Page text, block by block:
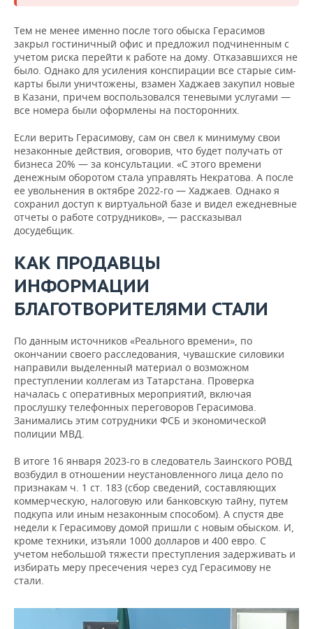
Тем не менее именно после того обыска Герасимов
закрыл гостиничный офис и предложил подчиненным с
учетом риска перейти к работе на дому. Отказавшихся не
было. Однако для усиления конспирации все старые сим-
карты были уничтожены, взамен Хаджаев закупил новые
в Казани, причем воспользовался теневыми услугами —
все номера были оформлены на посторонних.
Если верить Герасимову, сам он свел к минимуму свои
незаконные действия, оговорив, что будет получать от
бизнеса 20% — за консультации. «С этого времени
денежным оборотом стала управлять Некратова. А после
ее увольнения в октябре 2022-го — Хаджаев. Однако я
сохранил доступ к виртуальной базе и видел ежедневные
отчеты о работе сотрудников», — рассказывал
досудебщик.
КАК ПРОДАВЦЫ
ИНФОРМАЦИИ
БЛАГОТВОРИТЕЛЯМИ СТАЛИ
По данным источников «Реального времени», по
окончании своего расследования, чувашские силовики
направили выделенный материал о возможном
преступлении коллегам из Татарстана. Проверка
началась с оперативных мероприятий, включая
прослушку телефонных переговоров Герасимова.
Занимались этим сотрудники ФСБ и экономической
полиции МВД.
В итоге 16 января 2023-го в следователь Заинского РОВД
возбудил в отношении неустановленного лица дело по
признакам ч. 1 ст. 183 (сбор сведений, составляющих
коммерческую, налоговую или банковскую тайну, путем
подкупа или иным незаконным способом). А спустя две
недели к Герасимову домой пришли с новым обыском. И,
кроме техники, изъяли 1000 долларов и 400 евро. С
учетом небольшой тяжести преступления задерживать и
избирать меру пресечения через суд Герасимову не
стали.